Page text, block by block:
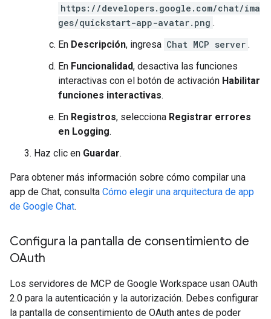
https://developers.google.com/chat/ima
ges/quickstart-app-avatar.png .
En Descripción, ingresa Chat MCP server .
En Funcionalidad, desactiva las funciones
interactivas con el botón de activación Habilitar
funciones interactivas.
En Registros, selecciona Registrar errores
en Logging.
Haz clic en Guardar.
Para obtener más información sobre cómo compilar una
app de Chat, consulta Cómo elegir una arquitectura de app
de Google Chat.
Configura la pantalla de consentimiento de
OAuth
Los servidores de MCP de Google Workspace usan OAuth
2.0 para la autenticación y la autorización. Debes configurar
la pantalla de consentimiento de OAuth antes de poder